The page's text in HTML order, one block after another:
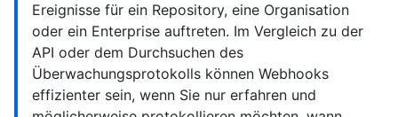
Ereignisse für ein Repository, eine Organisation
oder ein Enterprise auftreten. Im Vergleich zu der
API oder dem Durchsuchen des
Überwachungsprotokolls können Webhooks
effizienter sein, wenn Sie nur erfahren und